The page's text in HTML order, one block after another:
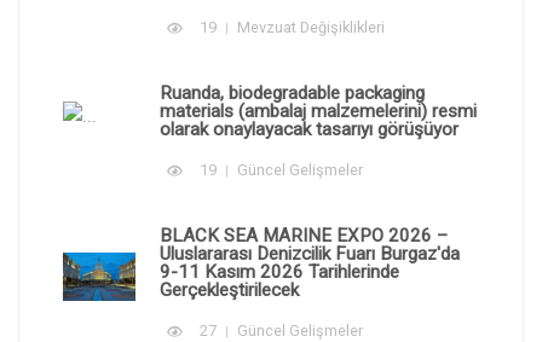
19 Mevzuat Değişiklikleri
Ruanda, biodegradable packaging
materials (ambalaj malzemelerini) resmi
olarak onaylayacak tasarıyı görüşüyor
19 Güncel Gelişmeler
BLACK SEA MARINE EXPO 2026 –
Uluslararası Denizcilik Fuarı Burgaz'da
9-11 Kasım 2026 Tarihlerinde
Gerçekleştirilecek
27 Güncel Gelişmeler